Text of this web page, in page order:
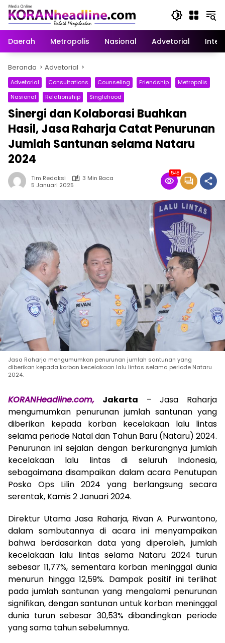
Langsung
konten
Daerah
Metropolis Nasional Advetorial
Beranda Advetorial
Advetorial Consultations Counseling Friendship
Metropolis
Nasional
Relationship Singlehood
Sinergi dan Kolaborasi Buahkan
Hasil, Jasa Raharja Catat Penurunan
Jumlah Santunan selama Nataru
2024
Tim Redaksi
3 Min Baca
5 Januari 2025
548
Jasa Raharja mengumumkan penurunan jumlah santunan yang
diberikan kepada korban kecelakaan lalu lintas selama periode Nataru
2024.
KORANHeadline.com, Jakarta – Jasa Raharja
mengumumkan penurunan jumlah santunan yang
diberikan kepada korban kecelakaan lalu lintas
selama periode Natal dan Tahun Baru (Nataru) 2024.
Penurunan ini sejalan dengan berkurangnya jumlah
kecelakaan lalu lintas di seluruh Indonesia,
sebagaimana disampaikan dalam acara Penutupan
Posko Ops Lilin 2024 yang berlangsung secara
serentak, Kamis 2 Januari 2024.
Direktur Utama Jasa Raharja, Rivan A. Purwantono,
dalam sambutannya di acara ini menyampaikan
bahwa berdasarkan data yang diperoleh, jumlah
kecelakaan lalu lintas selama Nataru 2024 turun
sebesar 11,77%, sementara korban meninggal dunia
menurun hingga 12,59%. Dampak positif ini terlihat
pada jumlah santunan yang mengalami penurunan
signifikan, dengan santunan untuk korban meninggal
dunia turun sebesar 30,53% dibandingkan periode
yang sama tahun sebelumnya.